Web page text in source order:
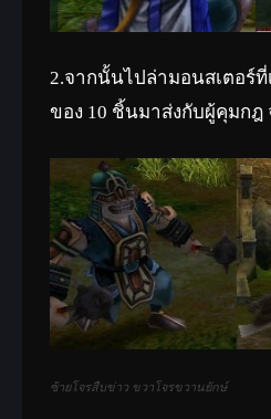
2.จากนั้นไปล่ามอนสเตอร์ที่
ของ 10 ชิ้นมาส่งกับผู้คุมกฎ
ซ้ายโจรสืบข่าว ขวาโจรขวานยักษ์